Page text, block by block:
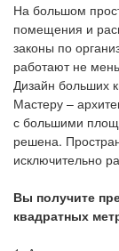
На большом
помещения и
законы по
работают не
Дизайн больших
Мастеру –
с большими
решена.
исключительно
Вы получите
квадратных